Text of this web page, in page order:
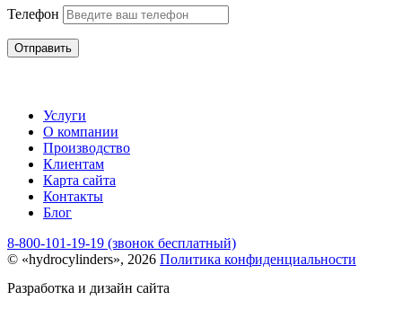
Телефон
Отправить
Услуги
О компании
Производство
Клиентам
Карта сайта
Контакты
Блог
8-800-101-19-19 (звонок бесплатный)
© «hydrocylinders», 2026 Политика конфиденциальности
Разработка и дизайн сайта